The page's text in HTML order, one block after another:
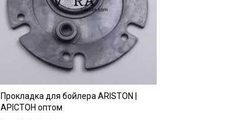
Прокладка для бойлера ARISTON |
АРІСТОН оптом